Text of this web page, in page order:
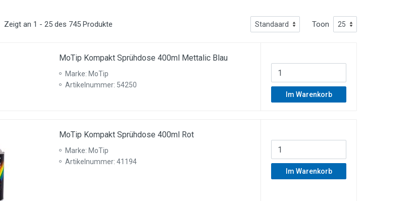
Zeigt an 1 - 25 des 745 Produkte Toon
MoTip Kompakt Sprühdose 400ml Mettalic Blau
Marke: MoTip
Artikelnummer: 54250
Im Warenkorb
MoTip Kompakt Sprühdose 400ml Rot
Marke: MoTip
Artikelnummer: 41194
Im Warenkorb